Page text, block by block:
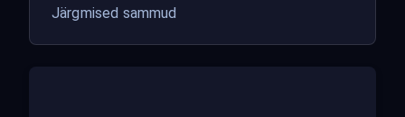
Järgmised sammud